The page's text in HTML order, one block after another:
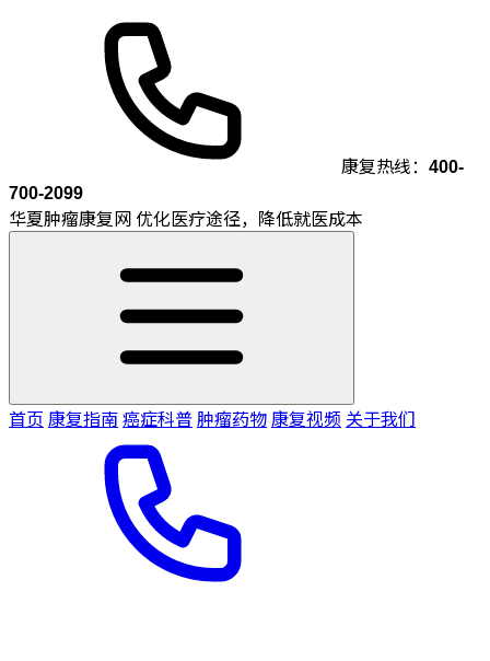
康复热线： 400-
700-2099
华夏肿瘤康复网 优化医疗途径，降低就医成本
首页 康复指南癌症科普肿瘤药物康复视频 关于我们